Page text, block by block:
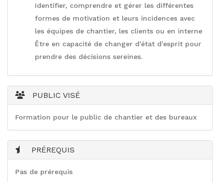
Identifier, comprendre et gérer les différentes
formes de motivation et leurs incidences avec
les équipes de chantier, les clients ou en interne
Être en capacité de changer d'état d'esprit pour
prendre des décisions sereines.
PUBLIC VISÉ
Formation pour le public de chantier et des bureaux
PRÉREQUIS
Pas de prérequis